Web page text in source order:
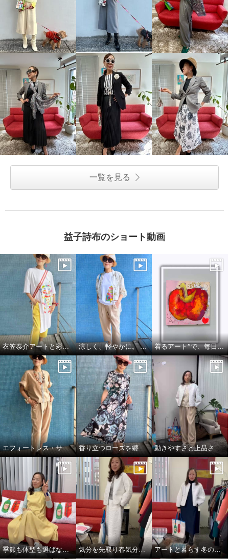
一覧を見る
益子詩布のショート動画
衣笠泰介アートと彩りを楽しむ夏スタイル 涼しく、軽やかに。 それでいて、きちんと美しい。 着るアート”で、毎日をもっと自由に🍎🍏
エフォートレス・サファリエレガンス 香り立つローズを纏う、エフォートレスワンピース 動きやすさと上品さ、どちらも大切にした大人スタイル
季節も体型も選ばない、頼れるジャンパースカート 気分を先取り春気分コーデ^_^ アートと暮らす冬のワンシーン。